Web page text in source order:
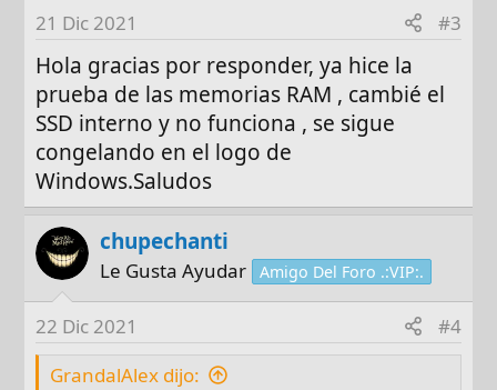
21 Dic 2021 #3
Hola gracias por responder, ya hice la
prueba de las memorias RAM , cambié el
SSD interno y no funciona , se sigue
congelando en el logo de
Windows.Saludos
chupechanti
Le Gusta Ayudar Amigo Del Foro .:VIP:.
22 Dic 2021
#4
GrandalAlex dijo: